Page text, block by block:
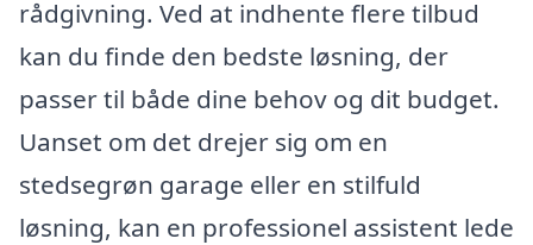
rådgivning. Ved at indhente flere tilbud
kan du finde den bedste løsning, der
passer til både dine behov og dit budget.
Uanset om det drejer sig om en
stedsegrøn garage eller en stilfuld
løsning, kan en professionel assistent lede